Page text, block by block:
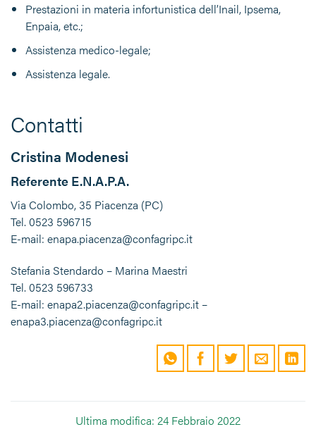
Prestazioni in materia infortunistica dell’Inail, Ipsema,
Enpaia, etc.;
Assistenza medico-legale;
Assistenza legale.
Contatti
Cristina Modenesi
Referente E.N.A.P.A.
Via Colombo, 35 Piacenza (PC)
Tel. 0523 596715
E-mail: enapa.piacenza@confagripc.it
Stefania Stendardo – Marina Maestri
Tel. 0523 596733
E-mail: enapa2.piacenza@confagripc.it –
enapa3.piacenza@confagripc.it
Ultima modifica: 24 Febbraio 2022